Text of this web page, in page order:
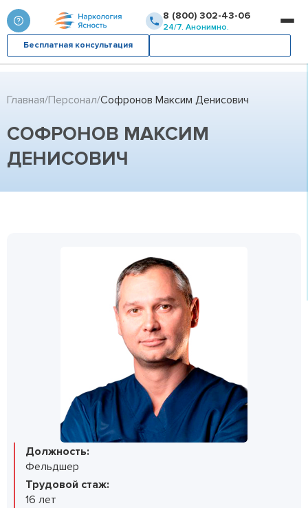
8 (800) 302-43-06
24/7. Анонимно.
Бесплатная консультация
Главная Персонал Софронов Максим Денисович
СОФРОНОВ МАКСИМ
ДЕНИСОВИЧ
Должность:
Фельдшер
Трудовой стаж:
16 лет